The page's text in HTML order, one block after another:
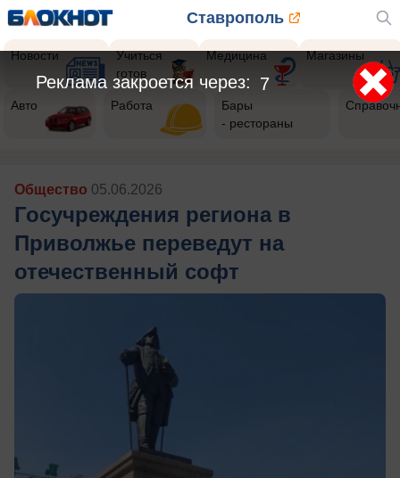
Ставрополь
Новости
Учиться
готов
Медицина Магазины
Авто Работа
Бары
- рестораны
Общество 05.06.2026
Госучреждения региона в
Приволжье переведут на
отечественный софт
6
Реклама закроется через: